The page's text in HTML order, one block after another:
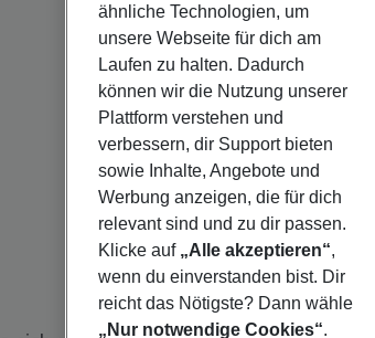
ähnliche Technologien, um
unsere Webseite für dich am
Laufen zu halten. Dadurch
können wir die Nutzung unserer
Plattform verstehen und
verbessern, dir Support bieten
sowie Inhalte, Angebote und
Werbung anzeigen, die für dich
relevant sind und zu dir passen.
Klicke auf „Alle akzeptieren“,
wenn du einverstanden bist. Dir
reicht das Nötigste? Dann wähle
„Nur notwendige Cookies“.